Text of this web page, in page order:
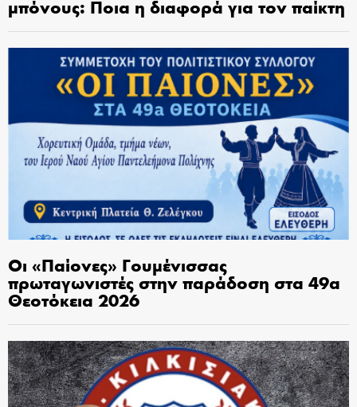
μπόνους: Ποια η διαφορά για τον παίκτη
Οι «Παίονες» Γουμένισσας
πρωταγωνιστές στην παράδοση στα 49α
Θεοτόκεια 2026